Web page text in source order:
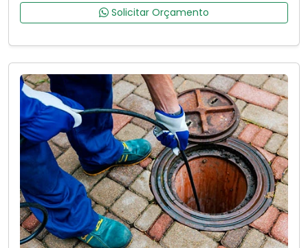
Solicitar Orçamento